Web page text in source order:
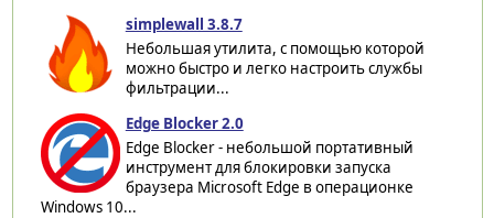
simplewall 3.8.7
Небольшая утилита, с помощью которой
можно быстро и легко настроить службы
фильтрации...
Edge Blocker 2.0
Edge Blocker - небольшой портативный
инструмент для блокировки запуска
браузера Microsoft Edge в операционке
Windows 10...